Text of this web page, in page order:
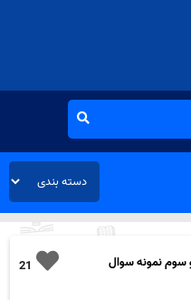
21
سوم نمونه سوال